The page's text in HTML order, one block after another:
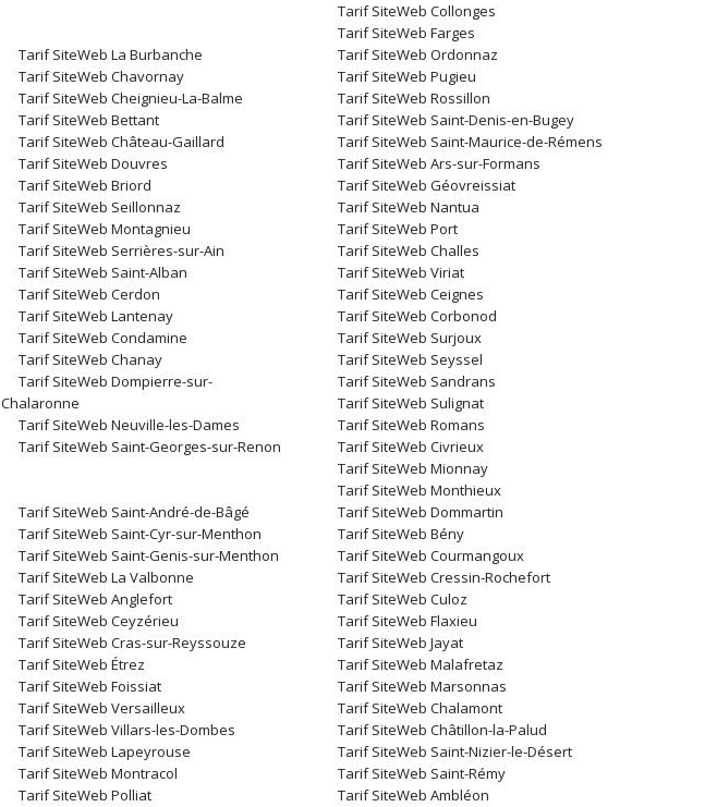
Tarif SiteWeb Collonges
Tarif SiteWeb Farges
Tarif SiteWeb La Burbanche
Tarif SiteWeb Chavornay
Tarif SiteWeb Cheignieu-La-Balme
Tarif SiteWeb Ordonnaz
Tarif SiteWeb Pugieu
Tarif SiteWeb Rossillon
Tarif SiteWeb Bettant
Tarif SiteWeb Château-Gaillard
Tarif SiteWeb Douvres
Tarif SiteWeb Saint-Denis-en-Bugey
Tarif SiteWeb Saint-Maurice-de-Rémens
Tarif SiteWeb Ars-sur-Formans
Tarif SiteWeb Briord
Tarif SiteWeb Seillonnaz
Tarif SiteWeb Montagnieu
Tarif SiteWeb Géovreissiat
Tarif SiteWeb Nantua
Tarif SiteWeb Port
Tarif SiteWeb Serrières-sur-Ain
Tarif SiteWeb Saint-Alban
Tarif SiteWeb Cerdon
Tarif SiteWeb Challes
Tarif SiteWeb Viriat
Tarif SiteWeb Ceignes
Tarif SiteWeb Lantenay
Tarif SiteWeb Condamine
Tarif SiteWeb Chanay
Tarif SiteWeb Corbonod
Tarif SiteWeb Surjoux
Tarif SiteWeb Seyssel
Tarif SiteWeb Dompierre-sur-
Chalaronne
Tarif SiteWeb Neuville-les-Dames
Tarif SiteWeb Saint-Georges-sur-Renon
Tarif SiteWeb Sandrans
Tarif SiteWeb Sulignat
Tarif SiteWeb Romans
Tarif SiteWeb Civrieux
Tarif SiteWeb Mionnay
Tarif SiteWeb Monthieux
Tarif SiteWeb Saint-André-de-Bâgé
Tarif SiteWeb Saint-Cyr-sur-Menthon
Tarif SiteWeb Saint-Genis-sur-Menthon
Tarif SiteWeb Dommartin
Tarif SiteWeb Bény
Tarif SiteWeb Courmangoux
Tarif SiteWeb La Valbonne
Tarif SiteWeb Anglefort
Tarif SiteWeb Ceyzérieu
Tarif SiteWeb Cressin-Rochefort
Tarif SiteWeb Culoz
Tarif SiteWeb Flaxieu
Tarif SiteWeb Cras-sur-Reyssouze
Tarif SiteWeb Étrez
Tarif SiteWeb Foissiat
Tarif SiteWeb Jayat
Tarif SiteWeb Malafretaz
Tarif SiteWeb Marsonnas
Tarif SiteWeb Versailleux
Tarif SiteWeb Villars-les-Dombes
Tarif SiteWeb Lapeyrouse
Tarif SiteWeb Chalamont
Tarif SiteWeb Châtillon-la-Palud
Tarif SiteWeb Saint-Nizier-le-Désert
Tarif SiteWeb Montracol
Tarif SiteWeb Polliat
Tarif SiteWeb Saint-Rémy
Tarif SiteWeb Ambléon